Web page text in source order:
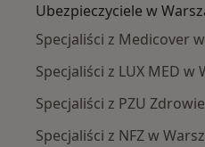
Ubezpieczyciele w
Specjaliści z Medicover
Specjaliści z LUX MED w
Specjaliści z PZU
Specjaliści z NFZ w